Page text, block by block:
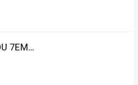
AMOUREUX DU 7EME ART